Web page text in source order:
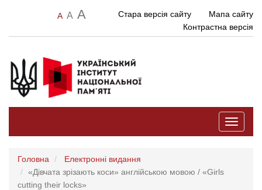
A A A Стара версія сайту
Мапа сайту
Контрастна версія
Toggle
Головна
Електронні видання
«Дівчата зрізають коси» англійською мовою / «Girls
cutting their locks»